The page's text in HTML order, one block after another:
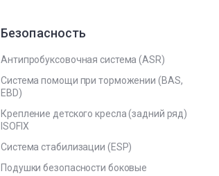
Безопасность
Антипробуксовочная система (ASR)
Система помощи при торможении (BAS,
EBD)
Крепление детского кресла (задний ряд)
ISOFIX
Система стабилизации (ESP)
Подушки безопасности боковые